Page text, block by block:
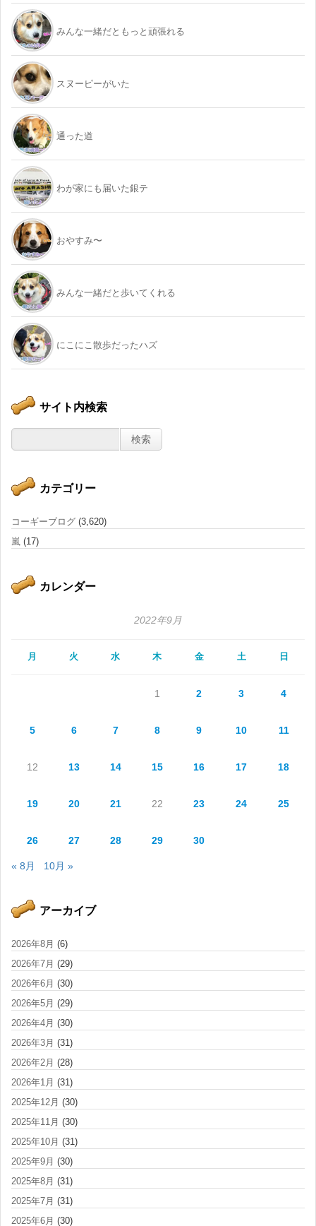
みんな一緒だともっと頑張れる
スヌーピーがいた
通った道
わが家にも届いた銀テ
おやすみ〜
みんな一緒だと歩いてくれる
にこにこ散歩だったハズ
サイト内検索
カテゴリー
コーギーブログ (3,620)
嵐 (17)
カレンダー
2022年9月
月 火 水 木 金 土 日
1 2 3 4
5 6 7 8 9 10 11
12 13 14 15 16 17 18
19 20 21 22 23 24 25
26 27 28 29 30
« 8月 10月 »
アーカイブ
2026年8月 (6)
2026年7月 (29)
2026年6月 (30)
2026年5月 (29)
2026年4月 (30)
2026年3月 (31)
2026年2月 (28)
2026年1月 (31)
2025年12月 (30)
2025年11月 (30)
2025年10月 (31)
2025年9月 (30)
2025年8月 (31)
2025年7月 (31)
2025年6月 (30)